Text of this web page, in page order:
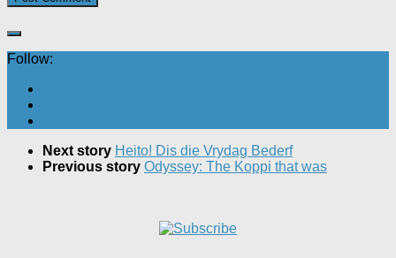
Follow:
Next story Heito! Dis die Vrydag Bederf
Previous story Odyssey: The Koppi that was